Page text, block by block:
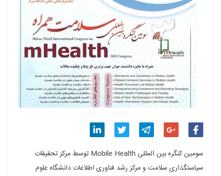
گذاری
اشتراک
گذاری گذاری
گذاری گذاری
سومین کنگره بین المللی Mobile Health توسط مرکز تحقیقات
سیاستگذاری سلامت و مرکز رشد فناوری اطلاعات دانشگاه علوم